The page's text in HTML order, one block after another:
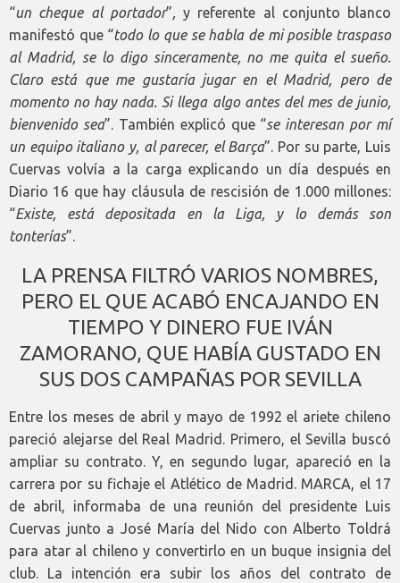
“un cheque al portador”, y referente al conjunto blanco
manifestó que “todo lo que se habla de mi posible traspaso
al Madrid, se lo digo sinceramente, no me quita el sueño.
Claro está que me gustaría jugar en el Madrid, pero de
momento no hay nada. Si llega algo antes del mes de junio,
bienvenido sea”. También explicó que “se interesan por mí
un equipo italiano y, al parecer, el Barça”. Por su parte, Luis
Cuervas volvía a la carga explicando un día después en
Diario 16 que hay cláusula de rescisión de 1.000 millones:
“Existe, está depositada en la Liga, y lo demás son
tonterías”.
LA PRENSA FILTRÓ VARIOS NOMBRES,
PERO EL QUE ACABÓ ENCAJANDO EN
TIEMPO Y DINERO FUE IVÁN
ZAMORANO, QUE HABÍA GUSTADO EN
SUS DOS CAMPAÑAS POR SEVILLA
Entre los meses de abril y mayo de 1992 el ariete chileno
pareció alejarse del Real Madrid. Primero, el Sevilla buscó
ampliar su contrato. Y, en segundo lugar, apareció en la
carrera por su fichaje el Atlético de Madrid. MARCA, el 17
de abril, informaba de una reunión del presidente Luis
Cuervas junto a José María del Nido con Alberto Toldrá
para atar al chileno y convertirlo en un buque insignia del
club. La intención era subir los años del contrato de